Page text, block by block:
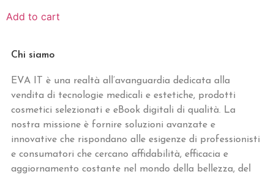
Add to cart
Chi siamo
EVA IT è una realtà all’avanguardia dedicata alla
vendita di tecnologie medicali e estetiche, prodotti
cosmetici selezionati e eBook digitali di qualità. La
nostra missione è fornire soluzioni avanzate e
innovative che rispondano alle esigenze di professionisti
e consumatori che cercano affidabilità, efficacia e
aggiornamento costante nel mondo della bellezza, del